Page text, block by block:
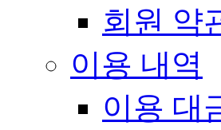
회원 약
이용 내역
이용 대